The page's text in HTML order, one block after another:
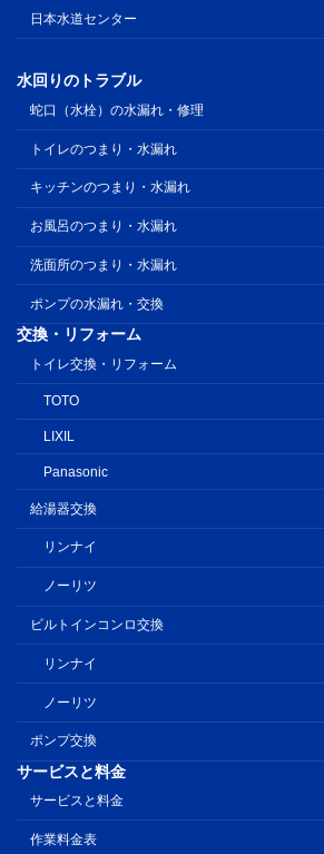
日本水道センター
水回りのトラブル
蛇口（水栓）の水漏れ・修理
トイレのつまり・水漏れ
キッチンのつまり・水漏れ
お風呂のつまり・水漏れ
洗面所のつまり・水漏れ
ポンプの水漏れ・交換
交換・リフォーム
トイレ交換・リフォーム
TOTO
LIXIL
Panasonic
給湯器交換
リンナイ
ノーリツ
ビルトインコンロ交換
リンナイ
ノーリツ
ポンプ交換
サービスと料金
サービスと料金
作業料金表